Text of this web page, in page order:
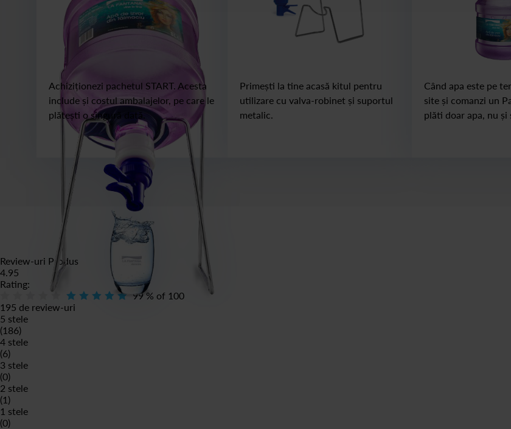
Achiziționezi pachetul START. Acesta
include și costul ambalajelor, pe care le
plătești o singură dată.
Primești la tine acasă kitul pentru
utilizare cu valva-robinet și suportul
metalic.
Când apa este pe
site și comanzi un
plăti doar apa, nu și
Review-uri Produs
4.95
Rating:
99% of 100
195 de review-uri
5 stele
(186)
4 stele
(6)
3 stele
(0)
2 stele
(1)
1 stele
(0)